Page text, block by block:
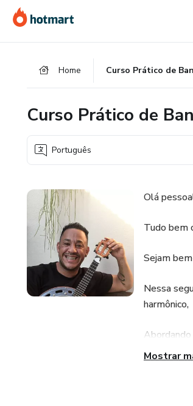
para
o
para
o
para
o
Home
Curso Prático de
Português
Olá
Tudo bem
Sejam
Nessa
harmônico,
Mostrar